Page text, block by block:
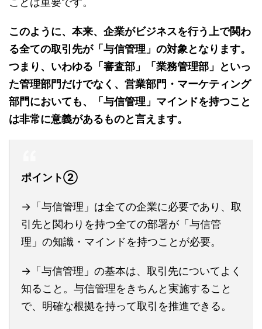
このように、本来、企業がビジネスを行う上で関わ
る全ての取引先が「与信管理」の対象となります。
つまり、いわゆる「審査部」「業務管理部」といっ
た管理部門だけでなく、営業部門・マーケティング
部門においても、「与信管理」マインドを持つこと
は非常に意義があるものと言えます。
ポイント②
→「与信管理」は全ての企業に必要であり、取
引先と関わりを持つ全ての部署が「与信管
理」の知識・マインドを持つことが必要。
→「与信管理」の基本は、取引先についてよく
知ること。与信管理をきちんと実施すること
で、明確な根拠を持って取引を推進できる。